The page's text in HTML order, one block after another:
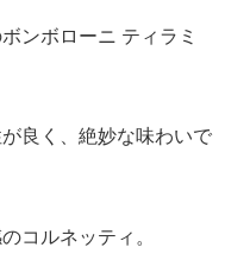
ンボローニ ティラミ
良く、絶妙な味わいで
コルネッティ。